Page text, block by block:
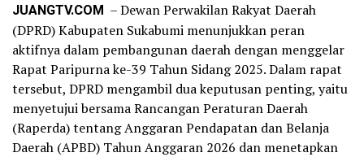
JUANGTV.COM – Dewan Perwakilan Rakyat Daerah
(DPRD) Kabupaten Sukabumi menunjukkan peran
aktifnya dalam pembangunan daerah dengan menggelar
Rapat Paripurna ke-39 Tahun Sidang 2025. Dalam rapat
tersebut, DPRD mengambil dua keputusan penting, yaitu
menyetujui bersama Rancangan Peraturan Daerah
(Raperda) tentang Anggaran Pendapatan dan Belanja
Daerah (APBD) Tahun Anggaran 2026 dan menetapkan